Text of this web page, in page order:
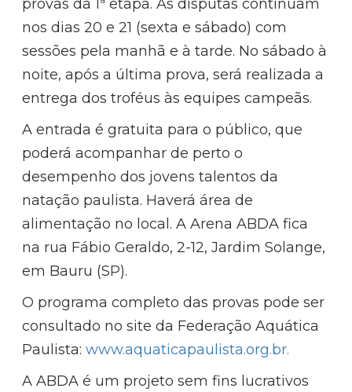
provas da 1ª etapa. As disputas continuam
nos dias 20 e 21 (sexta e sábado) com
sessões pela manhã e à tarde. No sábado à
noite, após a última prova, será realizada a
entrega dos troféus às equipes campeãs.
A entrada é gratuita para o público, que
poderá acompanhar de perto o
desempenho dos jovens talentos da
natação paulista. Haverá área de
alimentação no local. A Arena ABDA fica
na rua Fábio Geraldo, 2-12, Jardim Solange,
em Bauru (SP).
O programa completo das provas pode ser
consultado no site da Federação Aquática
Paulista:www.aquaticapaulista.org.br.
A ABDA é um projeto sem fins lucrativos